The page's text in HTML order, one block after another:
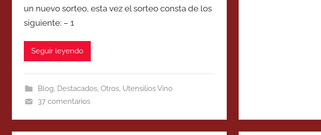
un nuevo sorteo, esta vez el sorteo consta de los
siguiente: – 1
Seguir leyendo
Blog Destacados, Otros, Utensilios Vino
37 comentarios